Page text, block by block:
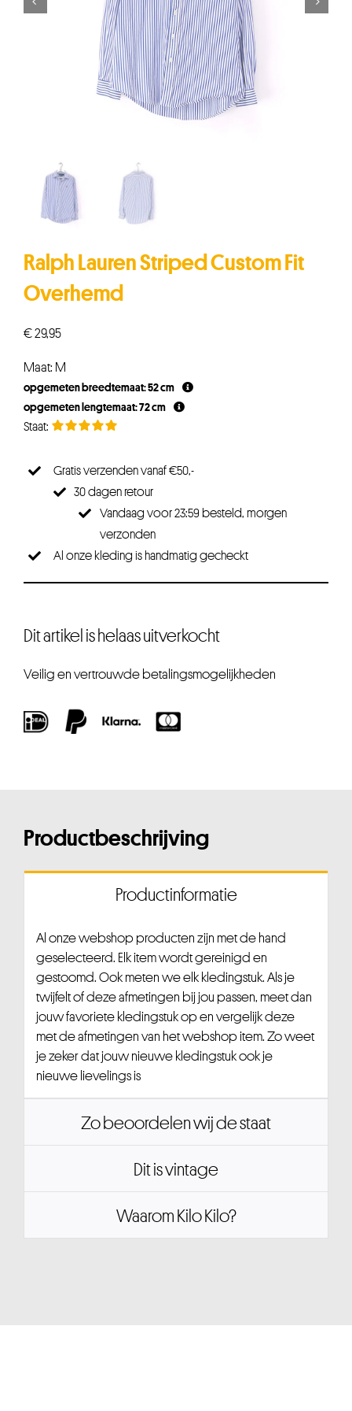
Ralph Lauren Striped Custom Fit
Overhemd
€29,95
Maat: M
opgemeten breedtemaat: 52 cm
opgemeten lengtemaat: 72 cm
Gratis verzenden vanaf €50,-
30 dagen retour
Vandaag voor 23:59 besteld, morgen
verzonden
Al onze kleding is handmatig gecheckt
Dit artikel is helaas uitverkocht
Veilig en vertrouwde betalingsmogelijkheden
Productbeschrijving
Productinformatie
Al onze webshop producten zijn met de hand
geselecteerd. Elk item wordt gereinigd en
gestoomd. Ook meten we elk kledingstuk. Als je
twijfelt of deze afmetingen bij jou passen, meet dan
jouw favoriete kledingstuk op en vergelijk deze
met de afmetingen van het webshop item. Zo weet
je zeker dat jouw nieuwe kledingstuk ook je
nieuwe lievelings is
Zo beoordelen wij de staat
Dit is vintage
Waarom Kilo Kilo?